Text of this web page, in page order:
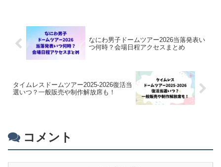
なにわ男子ドームツアー2026当落発表い
つ何時？会場日程アクセスまとめ
タイムレスドームツアー2025-2026復活当
選いつ？一般販売や制作解放席も！
コメント